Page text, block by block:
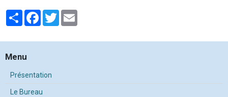
PartagerFacebook
Twitter
Menu
Présentation
Le Bureau